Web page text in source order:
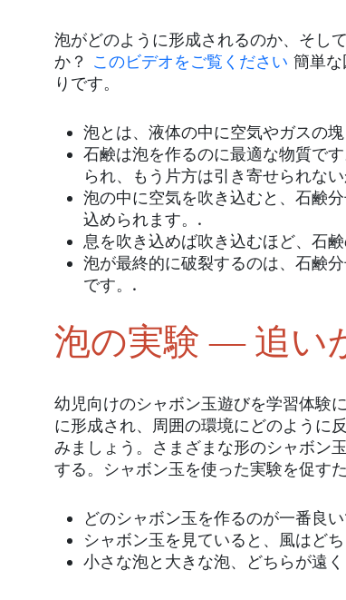
泡がどのように形成されるのか、そし
か？ このビデオをご覧ください 簡単
りです。
泡とは、液体の中に空気やガスの
石鹸は泡を作るのに最適な物質で
られ、もう片方は引き寄せられな
泡の中に空気を吹き込むと、石鹸
込められます。.
息を吹き込めば吹き込むほど、石
泡が最終的に破裂するのは、石鹸
です。.
泡の実験 ― 追い
幼児向けのシャボン玉遊びを学習体験
に形成され、周囲の環境にどのように
みましょう。さまざまな形のシャボン
する。シャボン玉を使った実験を促す
どのシャボン玉を作るのが一番良い
シャボン玉を見ていると、風はど
小さな泡と大きな泡、どちらが遠